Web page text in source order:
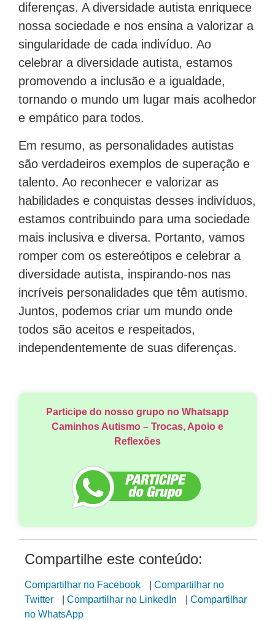
diferenças. A diversidade autista enriquece
nossa sociedade e nos ensina a valorizar a
singularidade de cada indivíduo. Ao
celebrar a diversidade autista, estamos
promovendo a inclusão e a igualdade,
tornando o mundo um lugar mais acolhedor
e empático para todos.
Em resumo, as personalidades autistas
são verdadeiros exemplos de superação e
talento. Ao reconhecer e valorizar as
habilidades e conquistas desses indivíduos,
estamos contribuindo para uma sociedade
mais inclusiva e diversa. Portanto, vamos
romper com os estereótipos e celebrar a
diversidade autista, inspirando-nos nas
incríveis personalidades que têm autismo.
Juntos, podemos criar um mundo onde
todos são aceitos e respeitados,
independentemente de suas diferenças.
Participe do nosso grupo no Whatsapp
Caminhos Autismo – Trocas, Apoio e
Reflexões
Compartilhe este conteúdo:
Compartilhar no Facebook
Compartilhar no
Twitter
Compartilhar no LinkedIn
Compartilhar
no WhatsApp